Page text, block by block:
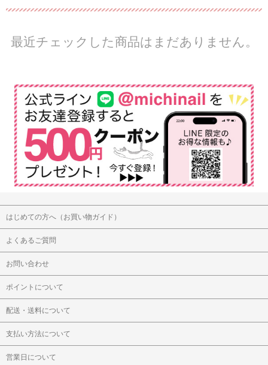
最近チェックした商品はまだありません。
はじめての方へ（お買い物ガイド）
よくあるご質問
お問い合わせ
ポイントについて
配送・送料について
支払い方法について
営業日について